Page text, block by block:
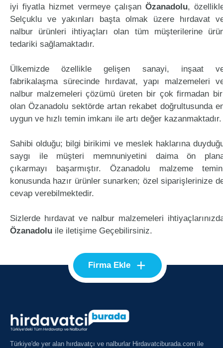
iyi fiyatla hizmet vermeye çalışan Özanadolu,
Selçuklu ve yakınları başta olmak üzere hırdavat
nalbur ürünleri ihtiyaçları olan tüm müşterilerine
tedariki sağlamaktadır.
Ülkemizde özellikle gelişen sanayi, inşaat
fabrikalaşma sürecinde hırdavat, yapı malzemeleri
nalbur malzemeleri çözümü üreten bir çok firmadan
olan Özanadolu sektörde artan rekabet doğrultusunda
uygun ve hızlı temin imkanı ile artı değer kazanmaktadır.
Sahibi olduğu; bilgi birikimi ve meslek haklarına
saygı ile müşteri memnuniyetini daima ön
çıkarmayı başarmıştır. Özanadolu malzeme
konusunda hazır ürünler sunarken; özel siparişlerinize
cevap verebilmektedir.
Sizlerde hırdavat ve nalbur malzemeleri
Özanadolu ile iletişime Geçebilirsiniz.
Firma Ekle +
Türkiye'de yer alan hırdavatçı ve nalburlar Hirdavatciburada.com ile